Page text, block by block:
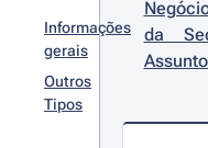
Informações
gerais
Outros
Tipos
da